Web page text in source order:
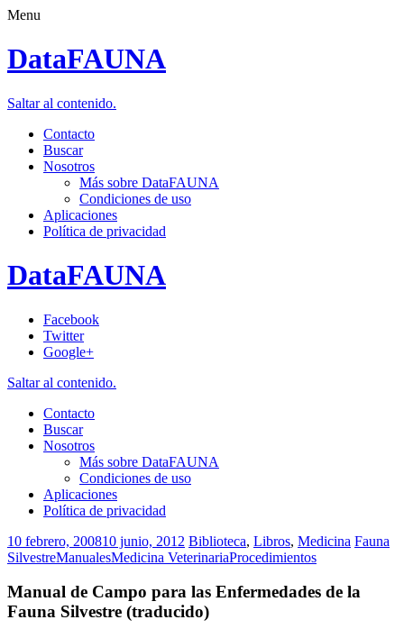
Menu
DataFAUNA
Saltar al contenido.
Contacto
Buscar
Nosotros
Más sobre DataFAUNA
Condiciones de uso
Aplicaciones
Política de privacidad
DataFAUNA
Facebook
Twitter
Google+
Saltar al contenido.
Contacto
Buscar
Nosotros
Más sobre DataFAUNA
Condiciones de uso
Aplicaciones
Política de privacidad
10 febrero, 200810 junio, 2012 Biblioteca, Libros, Medicina Fauna
SilvestreManualesMedicina VeterinariaProcedimientos
Manual de Campo para las Enfermedades de la
Fauna Silvestre (traducido)